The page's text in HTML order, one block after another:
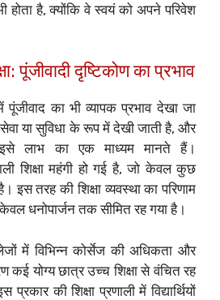
होता है, क्योंकि वे स्वयं को अपने परिवेश
पूंजीवादी दृष्टिकोण का प्रभाव
पूंजीवाद का भी व्यापक प्रभाव देखा जा
या सुविधा के रूप में देखी जाती है, और
इसे लाभ का एक माध्यम मानते हैं।
शिक्षा महंगी हो गई है, जो केवल कुछ
इस तरह की शिक्षा व्यवस्था का परिणाम
केवल धनोपार्जन तक सीमित रह गया है।
में विभिन्न कोर्सेज की अधिकता और
योग्य छात्र उच्च शिक्षा से वंचित रह
की शिक्षा प्रणाली में विद्यार्थियों